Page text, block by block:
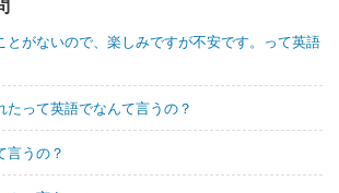
とがないので、楽しみですが不安です。って英語
たって英語でなんて言うの？
言うの？